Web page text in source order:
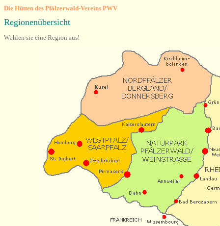
Die Hütten des Pfälzerwald-Vereins PWV
Regionenübersicht
Wählen sie eine Region aus!